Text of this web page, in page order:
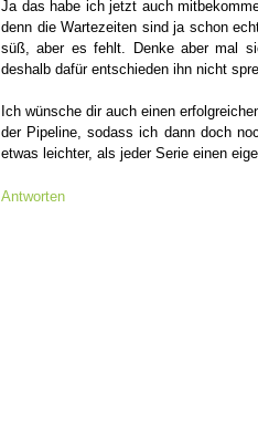
Ja das habe ich jetzt auch
denn die Wartezeiten sind ja schon
süß, aber es fehlt. Denke aber mal
deshalb dafür entschieden ihn nicht
Ich wünsche dir auch einen
der Pipeline, sodass ich dann doch
etwas leichter, als jeder Serie einen
Antworten